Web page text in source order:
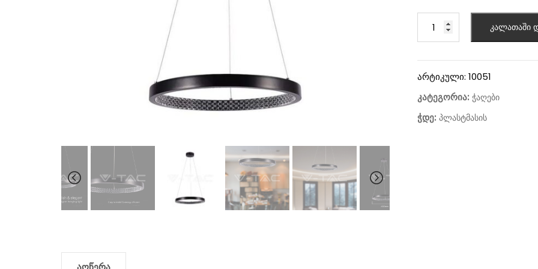
კალათაში
არტიკული: 10051
კატეგორია: ჭაღები
ჭდე: პლასტმასის